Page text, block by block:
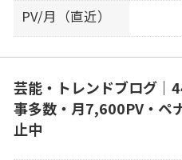
PV/月（直近）
芸能・トレンドブログ｜
事多数・月7,600PV・ペ
止中